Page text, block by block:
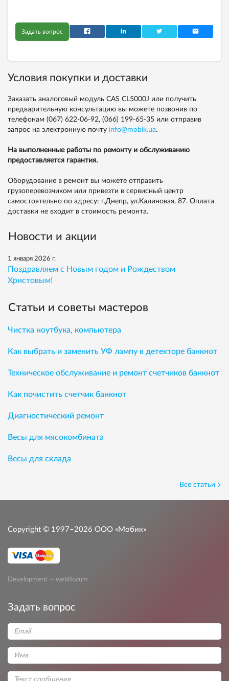
Задать вопрос
Условия покупки и доставки
Заказать аналоговый модуль CAS CL5000J или получить
предварительную консультацию вы можете позвонив по
телефонам (067) 622-06-92, (066) 199-65-35 или отправив
запрос на электронную почту info@mobik.ua.
На выполненные работы по ремонту и обслуживанию
предоставляется гарантия.
Оборудование в ремонт вы можете отправить
грузоперевозчиком или привезти в сервисный центр
самостоятельно по адресу: г.Днепр, ул.Калиновая, 87. Оплата
доставки не входит в стоимость ремонта.
Новости и акции
1 января 2026 г.
Поздравляем с Новым годом и Рождеством
Христовым!
Статьи и советы мастеров
Чистка ноутбука, компьютера
Как выбрать и заменить УФ лампу в детекторе банкнот
Техническое обслуживание и ремонт счетчиков банкнот
Как почистить счетчик банкнот
Диагностический ремонт
Весы для мясокомбината
Весы для склада
Все статьи
Copyright © 1997–2026 ООО «Мобик»
Development — webRozum
Задать вопрос